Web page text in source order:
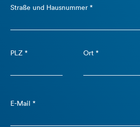
Straße und Hausnummer *
PLZ * Ort *
E-Mail *